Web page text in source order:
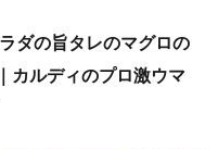
ダの旨タレのマグロの
カルディのプロ激ウマ